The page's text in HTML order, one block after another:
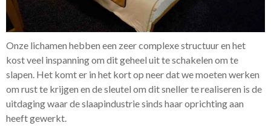
Onze lichamen hebben een zeer complexe structuur en het
kost veel inspanning om dit geheel uit te schakelen om te
slapen. Het komt er in het kort op neer dat we moeten werken
om rust te krijgen en de sleutel om dit sneller te realiseren is de
uitdaging waar de slaapindustrie sinds haar oprichting aan
heeft gewerkt.